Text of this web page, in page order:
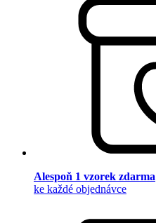
Alespoň 1 vzorek zdarma
ke každé objednávce